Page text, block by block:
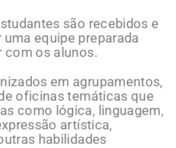
são recebidos e
equipe preparada
com os alunos.
em agrupamentos,
oficinas temáticas que
como lógica, linguagem,
artística,
habilidades